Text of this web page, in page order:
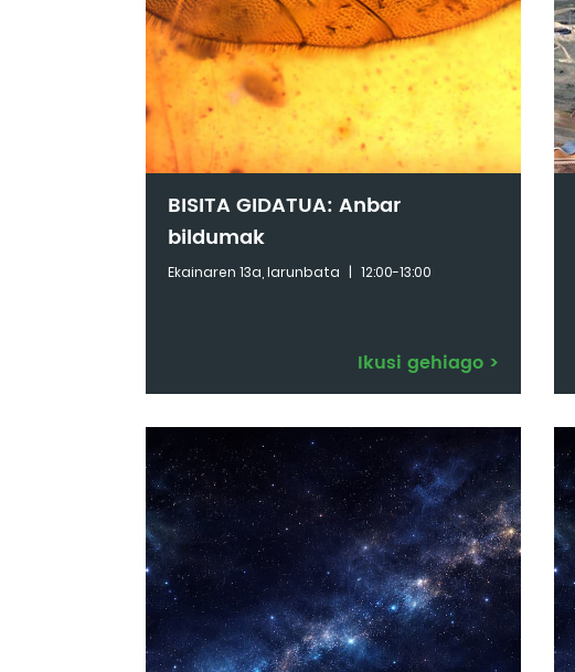
BISITA GIDATUA: Anbar
bildumak
Ekainaren 13a, larunbata | 12:00-13:00
Ikusi gehiago >